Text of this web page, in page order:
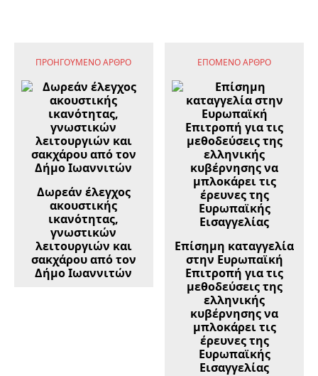
ΠΡΟΗΓΟΎΜΕΝΟ ΆΡΘΡΟ
Δωρεάν έλεγχος
ακουστικής
ικανότητας,
γνωστικών
λειτουργιών και
σακχάρου από τον
Δήμο Ιωαννιτών
ΕΠΌΜΕΝΟ ΆΡΘΡΟ
Επίσημη καταγγελία
στην Ευρωπαϊκή
Επιτροπή για τις
μεθοδεύσεις της
ελληνικής
κυβέρνησης να
μπλοκάρει τις
έρευνες της
Ευρωπαϊκής
Εισαγγελίας